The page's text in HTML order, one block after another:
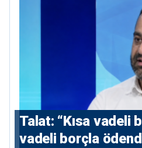
Talat: “Kısa vadeli
vadeli borçla